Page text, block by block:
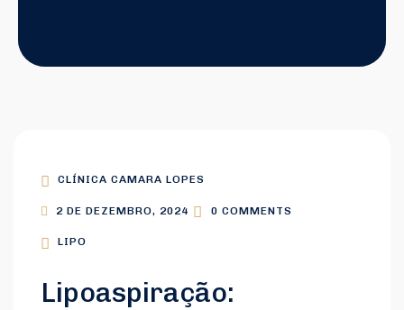
CLÍNICA CAMARA LOPES
2 DE DEZEMBRO, 2024 0 COMMENTS
LIPO
Lipoaspiração: